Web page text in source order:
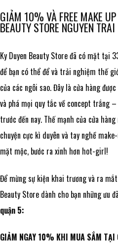
GIẢM 10% VÀ FREE MAKE
BEAUTY STORE NGUYEN TRAI
Ky Duyen Beauty Store đã có mặt tại
để bạn có thể để và trải nghiệm thế
của các ngôi sao. Đây là cửa hàng
và phá mọi quy tắc về concept trắng
trước đến nay. Thế mạnh của cửa
chuyện cực kì duyên và tay nghề
mặt mộc, bước ra xinh hơn hot-girl!
Để mừng sự kiện khai trương và ra mắt
Beauty Store dành cho bạn những ưu
quận 5:
GIẢM NGAY 10% KHI MUA SẮM TẠI